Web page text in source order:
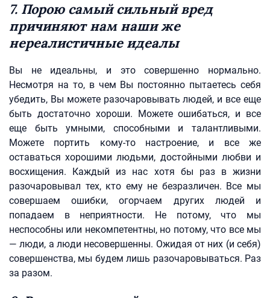
7. Порою самый сильный вред
причиняют нам наши же
нереалистичные идеалы
Вы не идеальны, и это совершенно нормально.
Несмотря на то, в чем Вы постоянно пытаетесь себя
убедить, Вы можете разочаровывать людей, и все еще
быть достаточно хороши. Можете ошибаться, и все
еще быть умными, способными и талантливыми.
Можете портить кому-то настроение, и все же
оставаться хорошими людьми, достойными любви и
восхищения. Каждый из нас хотя бы раз в жизни
разочаровывал тех, кто ему не безразличен. Все мы
совершаем ошибки, огорчаем других людей и
попадаем в неприятности. Не потому, что мы
неспособны или некомпетентны, но потому, что все мы
— люди, а люди несовершенны. Ожидая от них (и себя)
совершенства, мы будем лишь разочаровываться. Раз
за разом.